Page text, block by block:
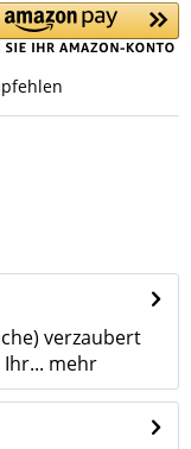
verzaubert
mehr